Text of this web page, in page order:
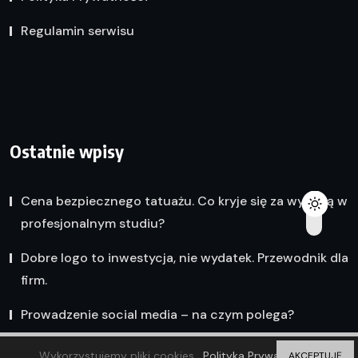
Regulamin serwisu
Ostatnie wpisy
Cena bezpiecznego tatuażu. Co kryje się za wyceną w
profesjonalnym studiu?
Dobre logo to inwestycja, nie wydatek. Przewodnik dla
firm.
Prowadzenie social media – na czym polega?